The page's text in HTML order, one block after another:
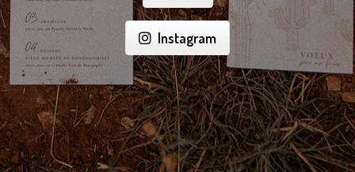
Instagram